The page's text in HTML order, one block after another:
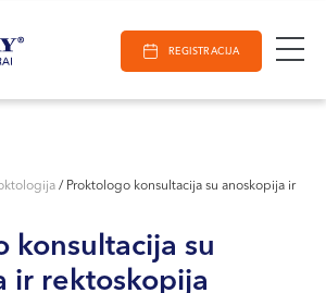
REGISTRACIJA
/ Proktologo konsultacija su anoskopija ir
konsultacija su
ir rektoskopija